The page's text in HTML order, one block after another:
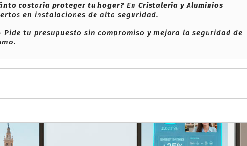
costaría proteger tu hogar? En Cristalería y Aluminios
en instalaciones de alta seguridad.
Pide tu presupuesto sin compromiso y mejora la seguridad de